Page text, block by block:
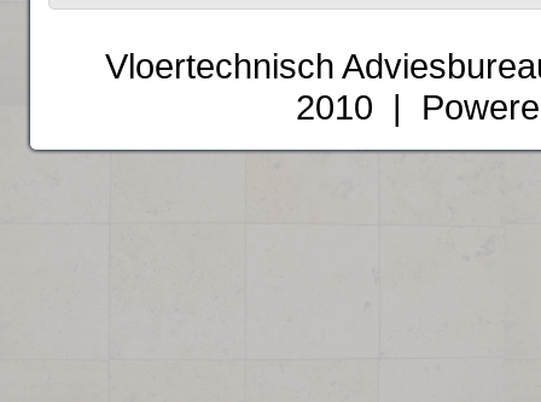
Vloertechnisch
2010 |